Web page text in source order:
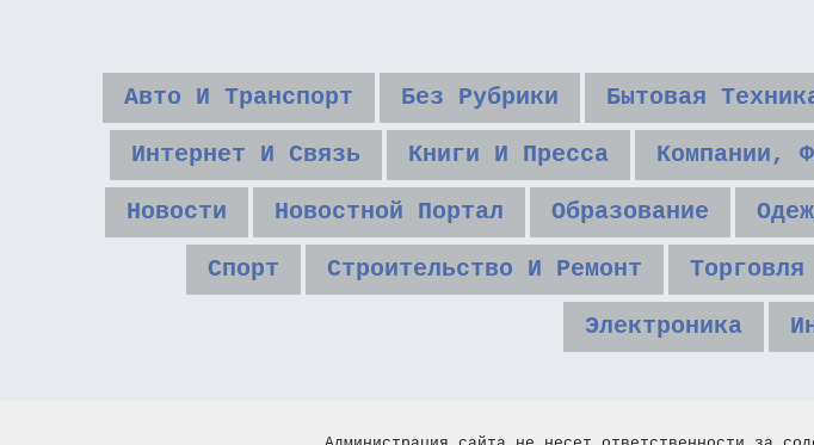
Авто И Транспорт Без Рубрики Бытовая
Интернет И Связь Книги И Пресса Компании,
Новости Новостной Портал Образование
Спорт Строительство И Ремонт Торговля
Электроника